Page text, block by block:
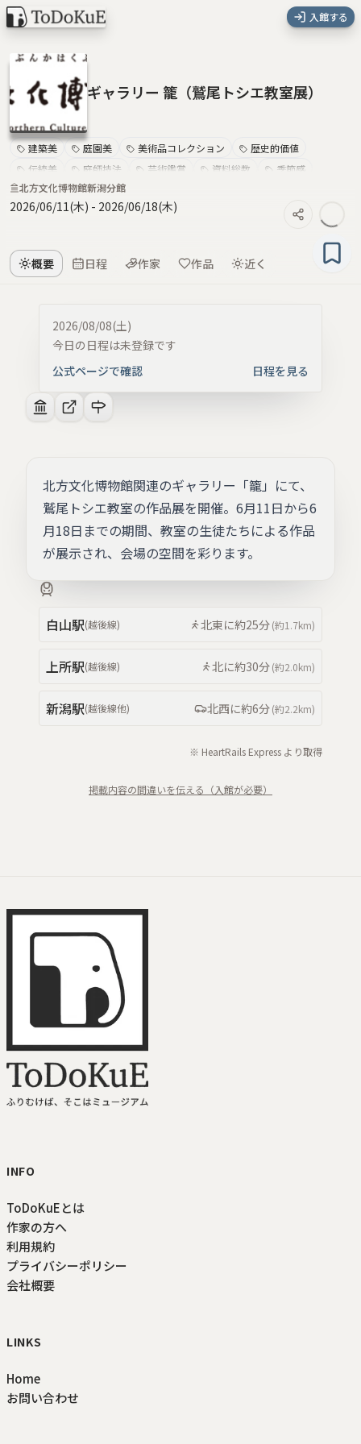
入館する
ギャラリー 籠（鷲尾トシエ教室展）
建築美 庭園美 美術品コレクション
歴史的価値
伝統美
庭師技法 芸術鑑賞 資料総数
季節感
静寂と温もり
北方文化博物館新潟分館
2026/06/11(木) - 2026/06/18(木)
概要 日程 作家 作品 近く
2026/08/08(土)
今日の日程は未登録です
公式ページで確認
日程を見る
北方文化博物館関連のギャラリー「籠」にて、
鷲尾トシエ教室の作品展を開催。6月11日から6
月18日までの期間、教室の生徒たちによる作品
が展示され、会場の空間を彩ります。
白山駅(越後線) 北東に約25分(約1.7km)
上所駅(越後線) 北に約30分(約2.0km)
新潟駅(越後線他) 北西に約6分(約2.2km)
※ HeartRails Express より取得
掲載内容の間違いを伝える（入館が必要）
INFO
ToDoKuEとは
作家の方へ
利用規約
プライバシーポリシー
会社概要
LINKS
Home
お問い合わせ